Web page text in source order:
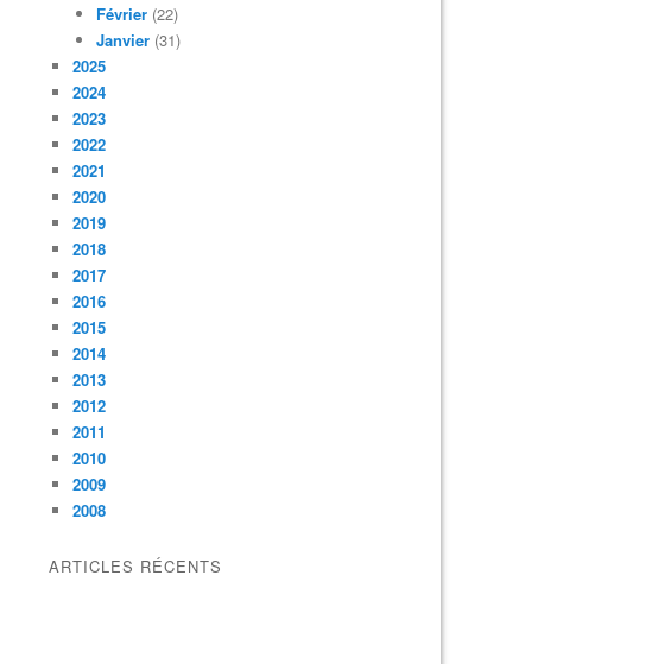
Février (22)
Janvier (31)
2025
2024
2023
2022
2021
2020
2019
2018
2017
2016
2015
2014
2013
2012
2011
2010
2009
2008
ARTICLES RÉCENTS